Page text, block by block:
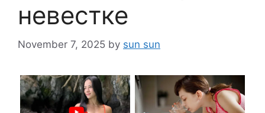
невестке
November 7, 2025 by sun sun